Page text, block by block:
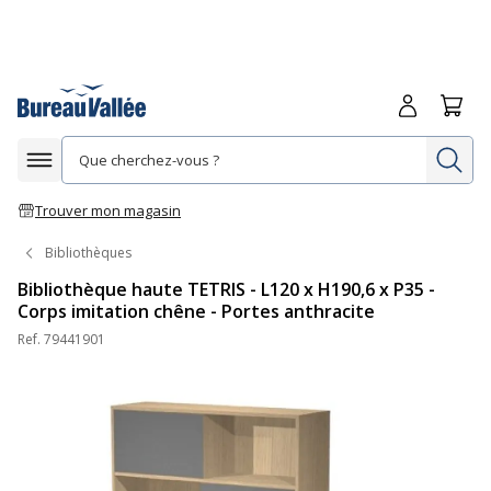
Afficher la navigation
Trouver mon magasin
Me
Bibliothèques
Bibliothèque haute TETRIS - L120 x H190,6 x P35 -
Corps imitation chêne - Portes anthracite
Ref. 79441901